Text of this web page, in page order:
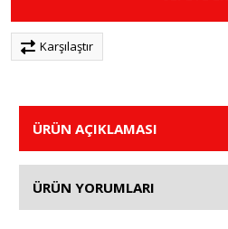
Karşılaştır
ÜRÜN AÇIKLAMASI
ÜRÜN YORUMLARI